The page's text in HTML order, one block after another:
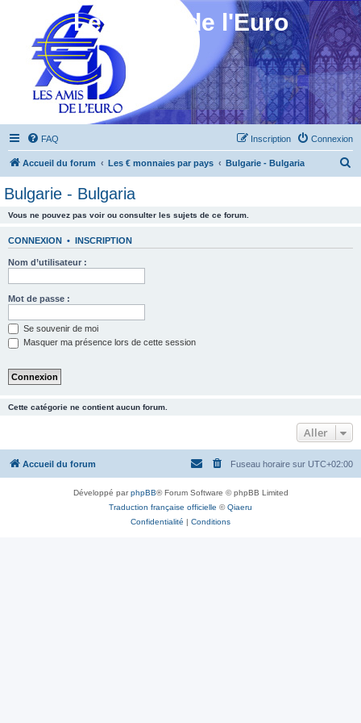
Les Amis de l'Euro
FAQ Connexion
Inscription
Accueil du forum Les € monnaies par pays Bulgarie - Bulgaria
Bulgarie - Bulgaria
Vous ne pouvez pas voir ou consulter les sujets de ce forum.
CONNEXION • INSCRIPTION
Nom d’utilisateur :
Mot de passe :
Se souvenir de moi
Masquer ma présence lors de cette session
Cette catégorie ne contient aucun forum.
Aller
Accueil du forum Fuseau horaire sur UTC+02:00
Développé parphpBB® Forum Software © phpBB Limited
Traduction française officielle ©Qiaeru
Confidentialité | Conditions